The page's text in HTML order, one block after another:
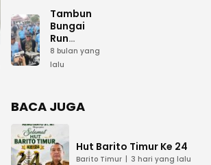
Umum
Sambut 5
Rajab di
Sekumpul
Tambun
Bungai
Run
Meriahkan
Hari Bela
Juang TNI
AD di
Palangka
Raya
8 bulan yang
lalu
BACA JUGA
Hut Barito Timur Ke 24
Barito Timur 3 hari yang lalu